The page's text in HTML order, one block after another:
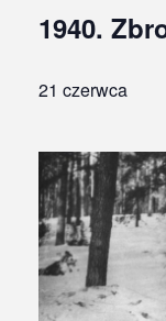
1940.
21 czerwca